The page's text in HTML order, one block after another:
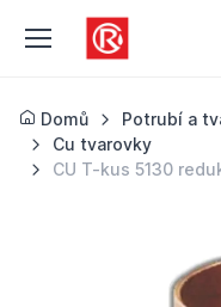
Domů Potrubí a
Cu tvarovky
CU T-kus 5130